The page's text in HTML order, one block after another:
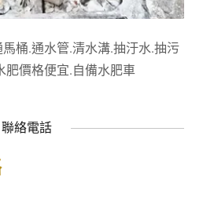
桶.通水管.清水溝.抽汙水.抽污
肥價格便宜.自備水肥車
聯絡電話